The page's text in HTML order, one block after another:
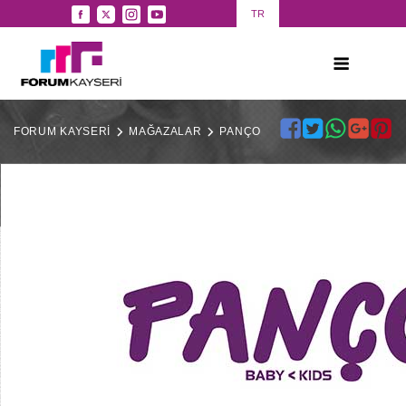
TR
FORUM KAYSERİ MAĞAZALAR PANÇO